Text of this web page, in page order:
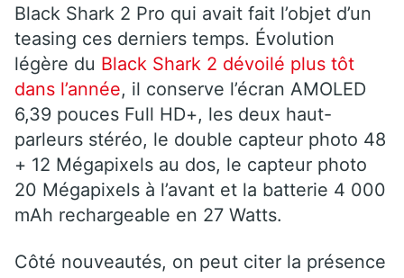
Black Shark 2 Pro qui avait fait l’objet d’un
teasing ces derniers temps. Évolution
légère du Black Shark 2 dévoilé plus tôt
dans l’année, il conserve l’écran AMOLED
6,39 pouces Full HD+, les deux haut-
parleurs stéréo, le double capteur photo 48
+ 12 Mégapixels au dos, le capteur photo
20 Mégapixels à l’avant et la batterie 4 000
mAh rechargeable en 27 Watts.
Côté nouveautés, on peut citer la présence